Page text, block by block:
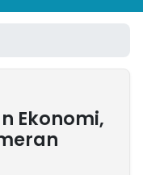
Ekonomi,